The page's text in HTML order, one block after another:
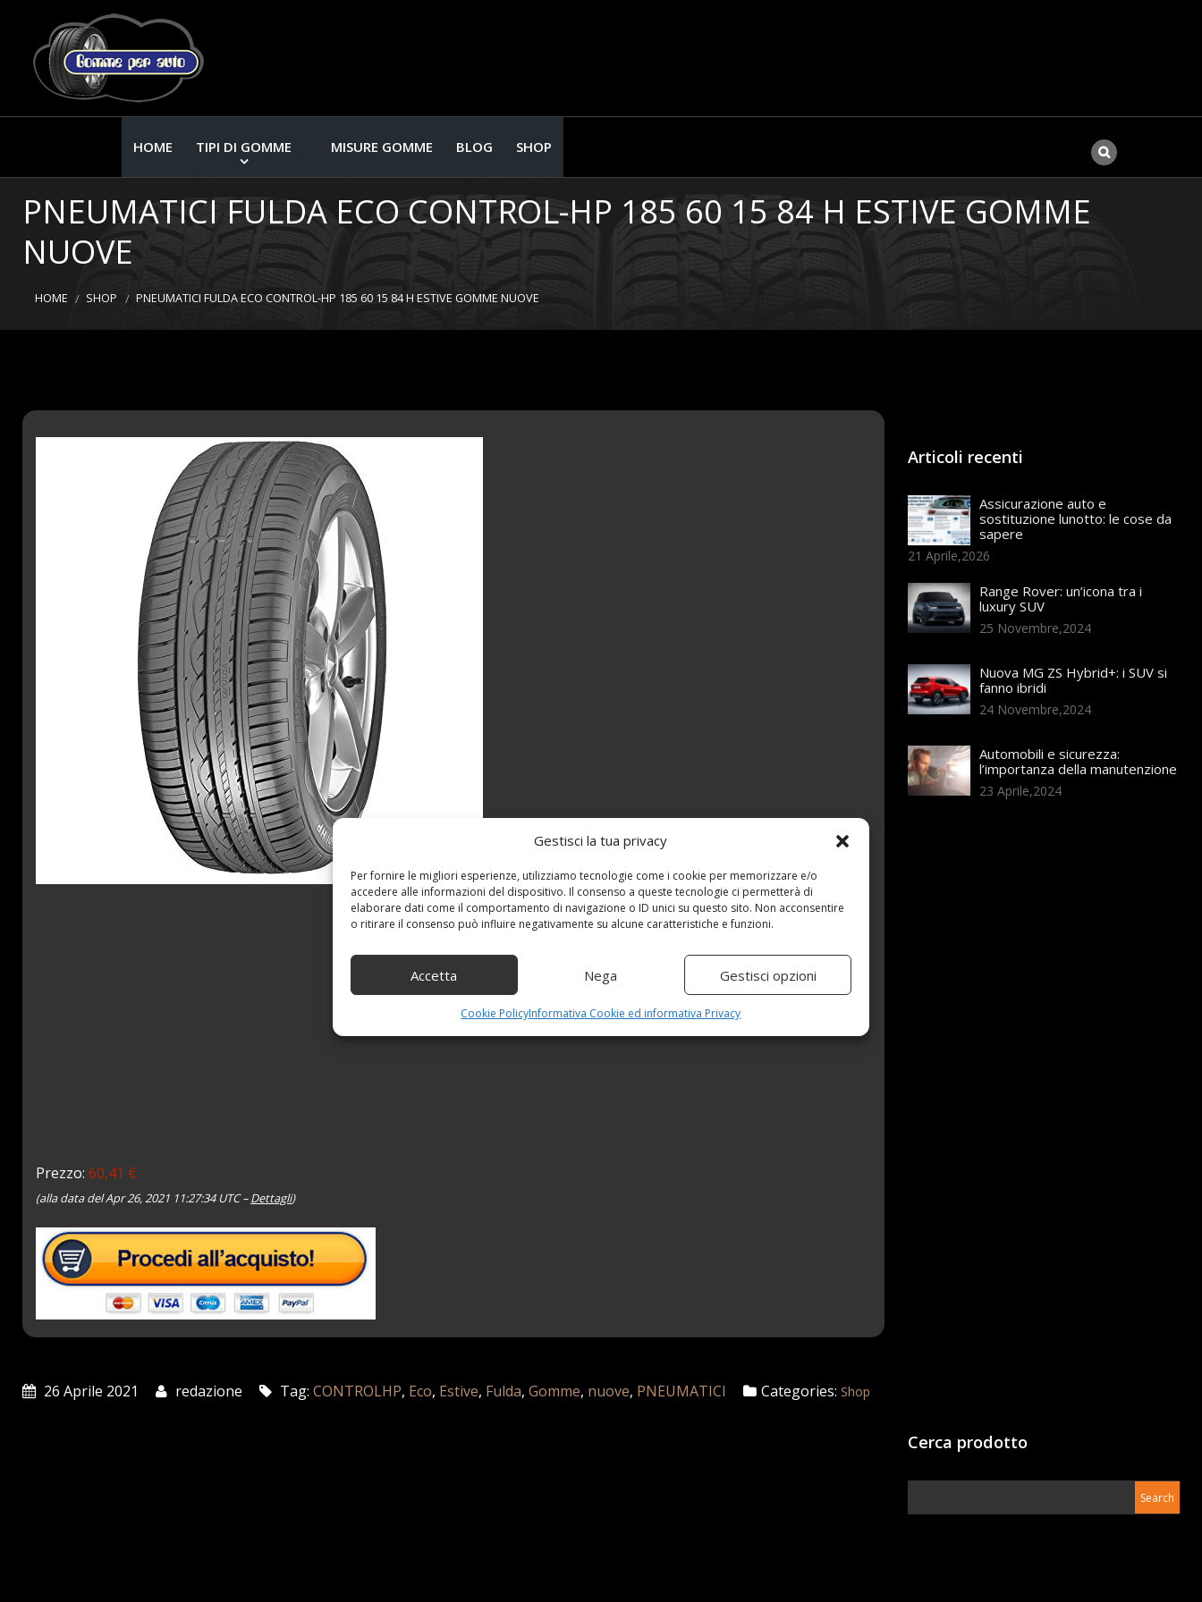
Gestisci la tua privacy
Per fornire le migliori esperienze, utilizziamo tecnologie come i cookie per memorizzare e/o
accedere alle informazioni del dispositivo. Il consenso a queste tecnologie ci permetterà di
elaborare dati come il comportamento di navigazione o ID unici su questo sito. Non acconsentire
o ritirare il consenso può influire negativamente su alcune caratteristiche e funzioni.
Accetta Nega Gestisci opzioni
Cookie PolicyInformativa Cookie ed informativa Privacy
HOME TIPI DI GOMME MISURE GOMME BLOG SHOP
PNEUMATICI FULDA ECO CONTROL-HP 185 60 15 84 H ESTIVE GOMME
NUOVE
HOME SHOP PNEUMATICI FULDA ECO CONTROL-HP 185 60 15 84 H ESTIVE GOMME NUOVE
Prezzo:60,41 €
(alla data del Apr 26, 2021 11:27:34 UTC –Dettagli)
26 Aprile 2021 redazione Tag:CONTROLHP, Eco, Estive, Fulda,Gomme, nuove, PNEUMATICI Categories: Shop
Articoli recenti
Assicurazione auto e
sostituzione lunotto: le cose da
sapere
21 Aprile,2026
Range Rover: un’icona tra i
luxury SUV
25 Novembre,2024
Nuova MG ZS Hybrid+: i SUV si
fanno ibridi
24 Novembre,2024
Automobili e sicurezza:
l’importanza della manutenzione
23 Aprile,2024
Cerca prodotto